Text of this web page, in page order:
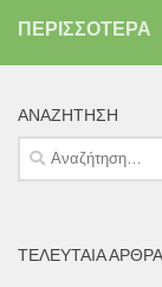
ΠΕΡΙΣΣΌΤΕΡΑ
ΑΝΑΖΉΤΗΣΗ
Αναζήτηση
για:
ΤΕΛΕΥΤΑΊΑ ΆΡΘΡΑ